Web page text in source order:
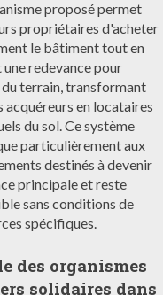
proposé permet
propriétaires d'acheter
le bâtiment tout en
une redevance pour
du terrain, transformant
acquéreurs en locataires
du sol. Ce système
particulièrement aux
destinés à devenir
principale et reste
sans conditions de
spécifiques.
des organismes
solidaires dans